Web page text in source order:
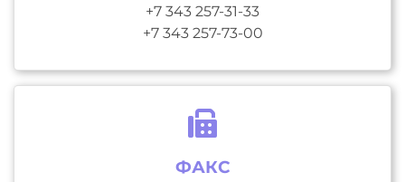
+7 343 257-31-33
+7 343 257-73-00
ФАКС